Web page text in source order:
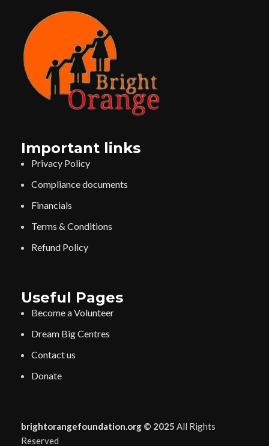
Important links
Privacy Policy
Compliance documents
Financials
Terms & Conditions
Refund Policy
Useful Pages
Become a Volunteer
Dream Big Centres
Contact us
Donate
brightorangefoundation.org © 2025 All Rights
Reserved